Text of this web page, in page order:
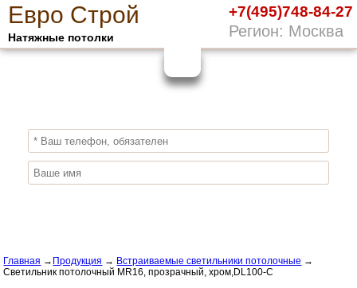
Евро Строй
Натяжные потолки
+7(495)748-84-27
Регион: Москва
ПОЛУЧИ СКИДКУ10%
Главная → Продукция → Встраиваемые светильники потолочные →
Светильник потолочный MR16, прозрачный, хром,DL100-C